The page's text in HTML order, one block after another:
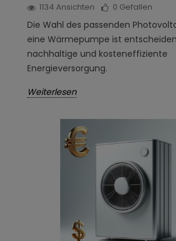
1134 Ansichten 0 Gefallen
Die Wahl des passenden
eine Wärmepumpe ist
nachhaltige und kosteneffiziente
Energieversorgung.
Weiterlesen